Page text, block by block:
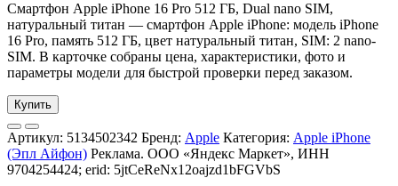
Смартфон Apple iPhone 16 Pro 512 ГБ, Dual nano SIM,
натуральный титан — смартфон Apple iPhone: модель iPhone
16 Pro, память 512 ГБ, цвет натуральный титан, SIM: 2 nano-
SIM. В карточке собраны цена, характеристики, фото и
параметры модели для быстрой проверки перед заказом.
Купить
Артикул: 5134502342 Бренд: Apple Категория: Apple iPhone
(Эпл Айфон) Реклама. ООО «Яндекс Маркет», ИНН
9704254424; erid: 5jtCeReNx12oajzd1bFGVbS